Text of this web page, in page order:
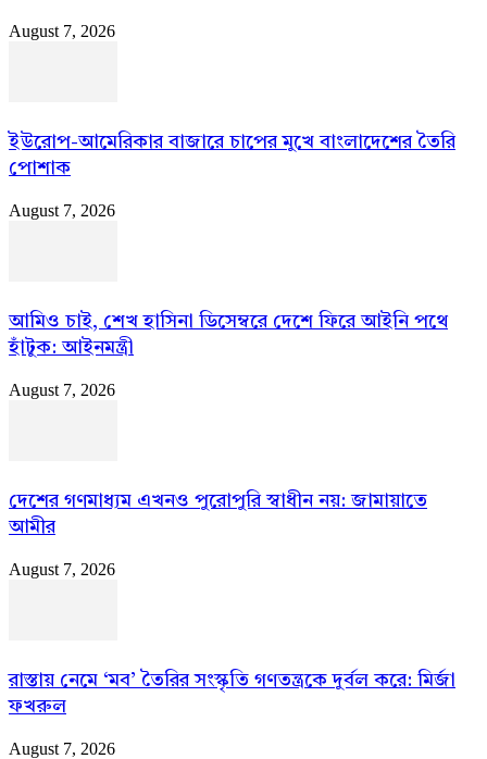
August 7, 2026
ইউরোপ-আমেরিকার বাজারে চাপের মুখে বাংলাদেশের তৈরি
পোশাক
August 7, 2026
আমিও চাই, শেখ হাসিনা ডিসেম্বরে দেশে ফিরে আইনি পথে
হাঁটুক: আইনমন্ত্রী
August 7, 2026
দেশের গণমাধ্যম এখনও পুরোপুরি স্বাধীন নয়: জামায়াতে
আমীর
August 7, 2026
রাস্তায় নেমে ‘মব’ তৈরির সংস্কৃতি গণতন্ত্রকে দুর্বল করে: মির্জা
ফখরুল
August 7, 2026